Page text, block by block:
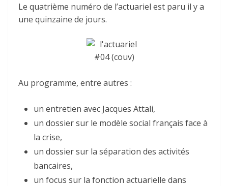
Le quatrième numéro de l’actuariel est paru il y a
une quinzaine de jours.
Au programme, entre autres :
un entretien avec Jacques Attali,
un dossier sur le modèle social français face à
la crise,
un dossier sur la séparation des activités
bancaires,
un focus sur la fonction actuarielle dans